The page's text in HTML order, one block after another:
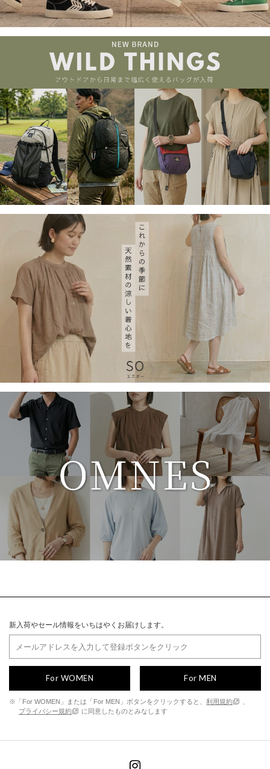
新入荷やセール情報をいちはやくお届けします。
For WOMEN For MEN
※「For WOMEN」または「For MEN」ボタンをクリックすると、 利用規約
プライバシー規約
に同意したものとみなします